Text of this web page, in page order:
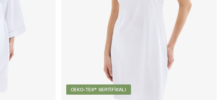
OEKO-TEX® SERTIFIKALI